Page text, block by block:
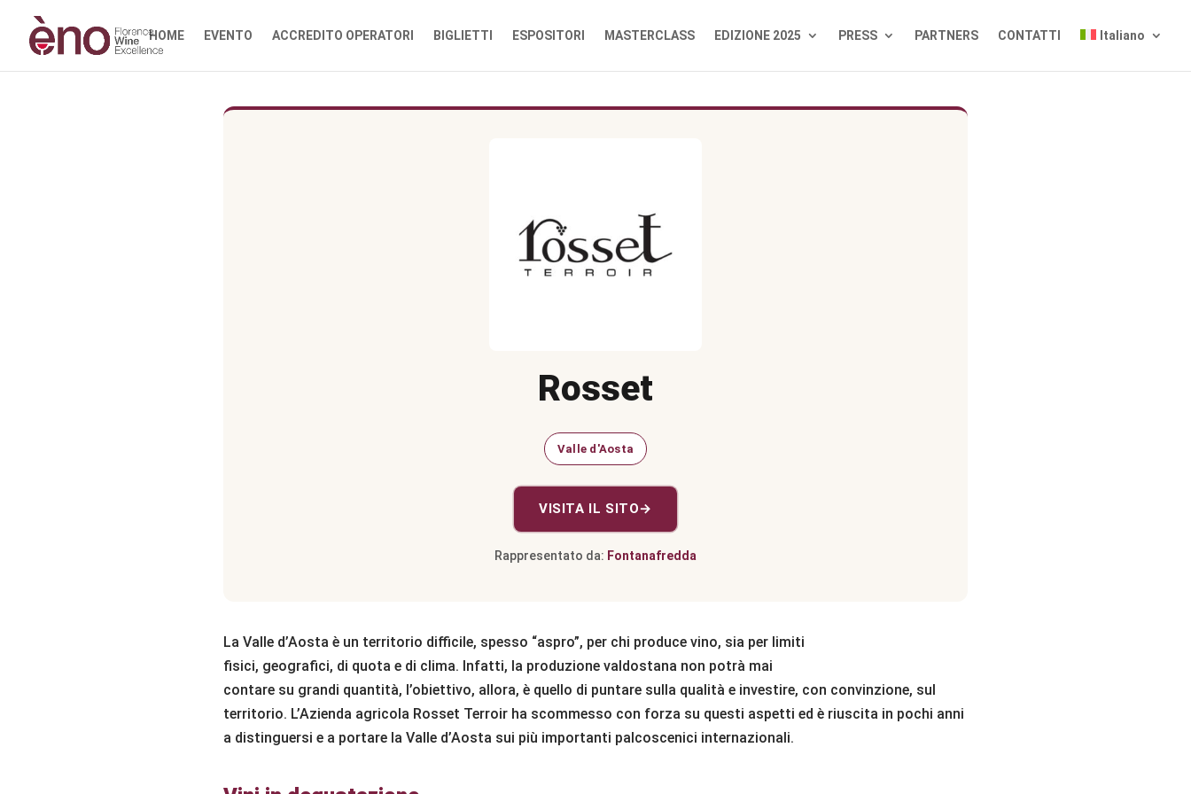
HOME EVENTO ACCREDITO OPERATORI BIGLIETTI ESPOSITORI MASTERCLASS EDIZIONE 2025 PRESS PARTNERS CONTATTI Italiano
Rosset
Valle d'Aosta
VISITA IL SITO→
Rappresentato da: Fontanafredda
La Valle d’Aosta è un territorio difficile, spesso “aspro”, per chi produce vino, sia per limiti
fisici, geografici, di quota e di clima. Infatti, la produzione valdostana non potrà mai
contare su grandi quantità, l’obiettivo, allora, è quello di puntare sulla qualità e investire, con convinzione, sul
territorio. L’Azienda agricola Rosset Terroir ha scommesso con forza su questi aspetti ed è riuscita in pochi anni
a distinguersi e a portare la Valle d’Aosta sui più importanti palcoscenici internazionali.